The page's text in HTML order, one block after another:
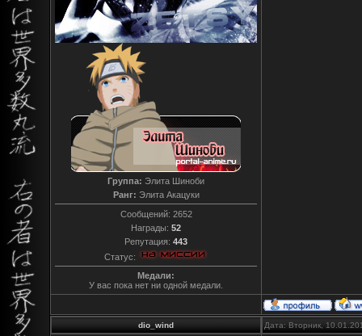
Группа: Элита Шиноби
Ранг: Элита Акацуки
Сообщений: 2652
Награды: 52
Репутация: 443
Статус:
Медали:
У вас пока нет ни одной медали.
dio_wind Дата: Вторник,